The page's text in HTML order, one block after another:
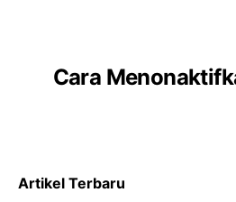
Cara
Artikel Terbaru